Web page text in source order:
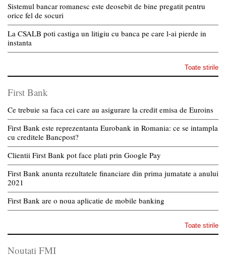
Sistemul bancar romanesc este deosebit de bine pregatit pentru
orice fel de socuri
La CSALB poti castiga un litigiu cu banca pe care l-ai pierde in
instanta
Toate stirile
First Bank
Ce trebuie sa faca cei care au asigurare la credit emisa de Euroins
First Bank este reprezentanta Eurobank in Romania: ce se intampla
cu creditele Bancpost?
Clientii First Bank pot face plati prin Google Pay
First Bank anunta rezultatele financiare din prima jumatate a anului
2021
First Bank are o noua aplicatie de mobile banking
Toate stirile
Noutati FMI